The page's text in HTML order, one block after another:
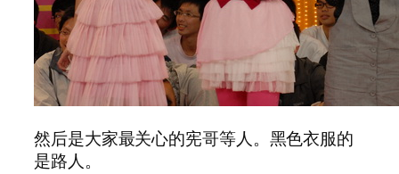
然后是大家最关心的宪哥等人。黑色衣服的
是路人。